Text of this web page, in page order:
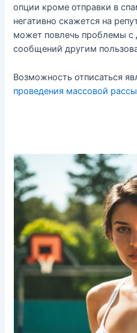
опции кроме отправки в
негативно скажется на
может повлечь проблемы с
сообщений другим
Возможность отписаться
проведения массовой